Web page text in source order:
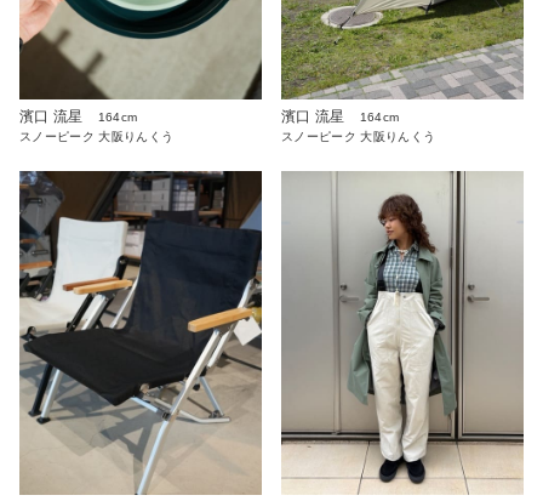
濱口 流星
164cm
スノーピーク 大阪りんくう
濱口 流星
164cm
スノーピーク 大阪りんくう